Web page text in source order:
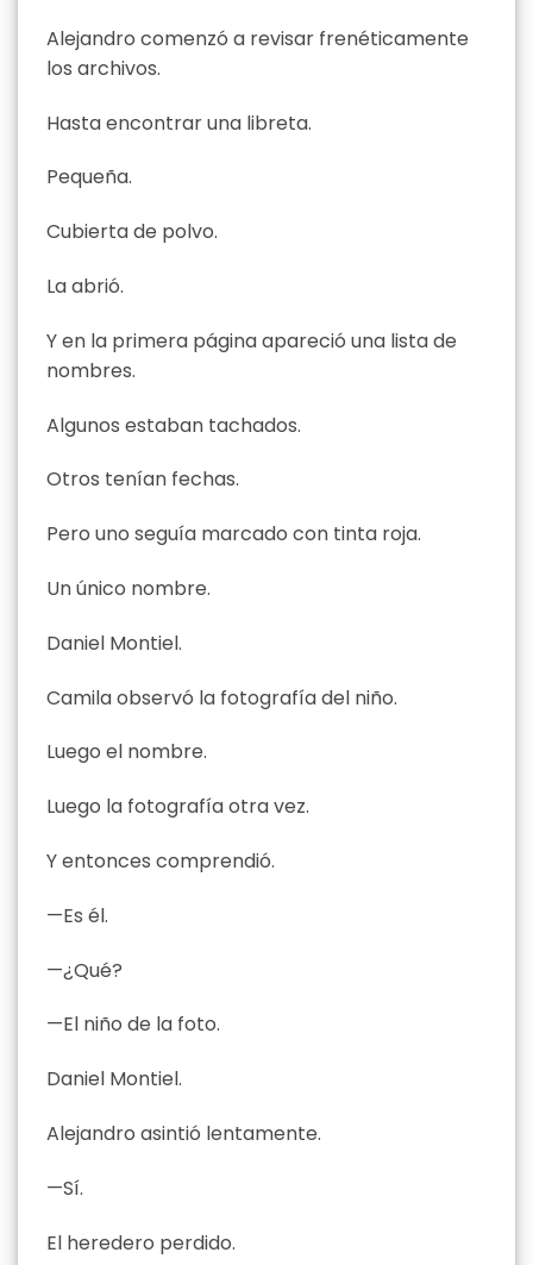
Alejandro comenzó a revisar frenéticamente
los archivos.
Hasta encontrar una libreta.
Pequeña.
Cubierta de polvo.
La abrió.
Y en la primera página apareció una lista de
nombres.
Algunos estaban tachados.
Otros tenían fechas.
Pero uno seguía marcado con tinta roja.
Un único nombre.
Daniel Montiel.
Camila observó la fotografía del niño.
Luego el nombre.
Luego la fotografía otra vez.
Y entonces comprendió.
—Es él.
—¿Qué?
—El niño de la foto.
Daniel Montiel.
Alejandro asintió lentamente.
—Sí.
El heredero perdido.